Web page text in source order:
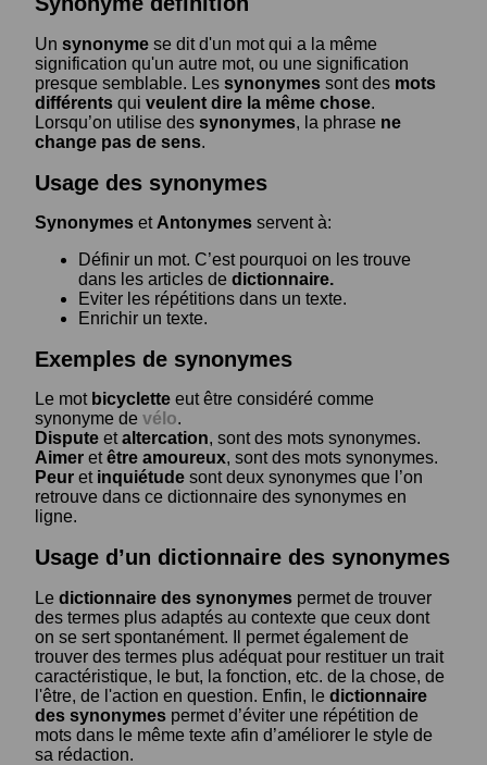
Un synonyme se dit d'un mot qui a la même
signification qu'un autre mot, ou une signification
presque semblable. Les synonymes sont des mots
différents qui veulent dire la même chose.
Lorsqu’on utilise des synonymes, la phrase ne
change pas de sens.
Usage des synonymes
Synonymes et Antonymes servent à:
Définir un mot. C’est pourquoi on les trouve
dans les articles de dictionnaire.
Eviter les répétitions dans un texte.
Enrichir un texte.
Exemples de synonymes
Le mot bicyclette eut être considéré comme
synonyme de vélo.
Dispute etaltercation, sont des mots synonymes.
Aimer etêtre amoureux, sont des mots synonymes.
Peur et inquiétude sont deux synonymes que l’on
retrouve dans ce dictionnaire des synonymes en
ligne.
Usage d’un dictionnaire des synonymes
Le dictionnaire des synonymes permet de trouver
des termes plus adaptés au contexte que ceux dont
on se sert spontanément. Il permet également de
trouver des termes plus adéquat pour restituer un trait
caractéristique, le but, la fonction, etc. de la chose, de
l'être, de l'action en question. Enfin, le dictionnaire
des synonymes permet d’éviter une répétition de
mots dans le même texte afin d’améliorer le style de
sa rédaction.